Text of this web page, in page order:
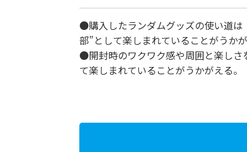
●購入したランダムグッズの使い道は
部”として楽しまれていることがうかが
●開封時のワクワク感や周囲と楽しさ
て楽しまれていることがうかがえる。